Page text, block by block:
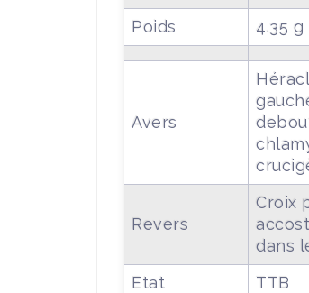
Poids
4.35 g
Avers
Revers
Croix
dans
Etat
TTB